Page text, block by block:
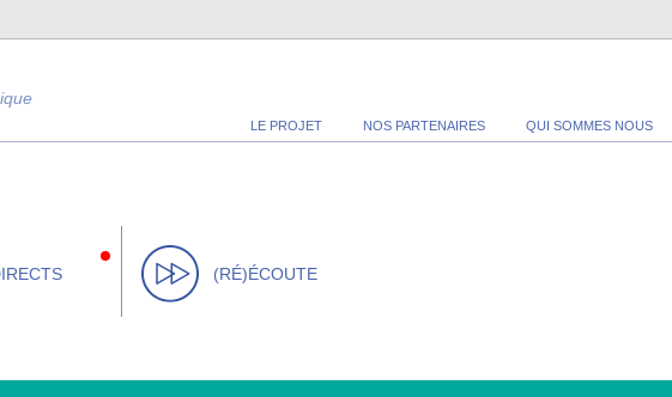
LE PROJET NOS PARTENAIRES QUI SOMMES NOUS
(RÉ)ÉCOUTE